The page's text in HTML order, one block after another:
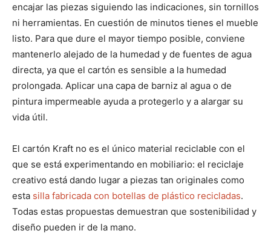
encajar las piezas siguiendo las indicaciones, sin tornillos
ni herramientas. En cuestión de minutos tienes el mueble
listo. Para que dure el mayor tiempo posible, conviene
mantenerlo alejado de la humedad y de fuentes de agua
directa, ya que el cartón es sensible a la humedad
prolongada. Aplicar una capa de barniz al agua o de
pintura impermeable ayuda a protegerlo y a alargar su
vida útil.
El cartón Kraft no es el único material reciclable con el
que se está experimentando en mobiliario: el reciclaje
creativo está dando lugar a piezas tan originales como
esta silla fabricada con botellas de plástico recicladas.
Todas estas propuestas demuestran que sostenibilidad y
diseño pueden ir de la mano.